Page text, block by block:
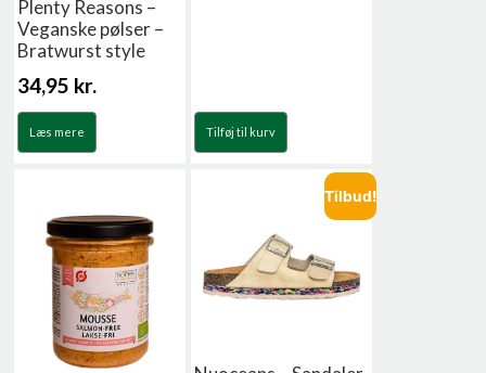
Plenty Reasons –
Veganske pølser –
Bratwurst style
34,95 kr.
Læs mere Tilføj til kurv
Tilbud!